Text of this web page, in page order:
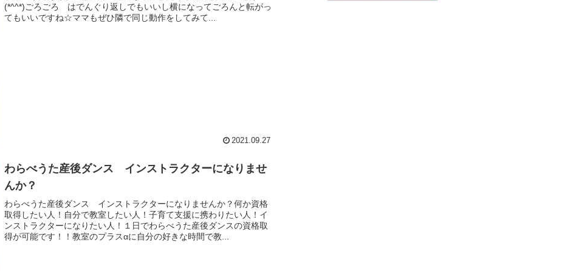
(*^^*)ごろごろ はでんぐり返しでもいいし横になってごろんと転がっ
てもいいですね☆ママもぜひ隣で同じ動作をしてみて...
2021.09.27
わらべうた産後ダンス インストラクターになりませ
んか？
わらべうた産後ダンス インストラクターになりませんか？何か資格
取得したい人！自分で教室したい人！子育て支援に携わりたい人！イ
ンストラクターになりたい人！１日でわらべうた産後ダンスの資格取
得が可能です！！教室のプラスαに️自分の好きな時間で教...